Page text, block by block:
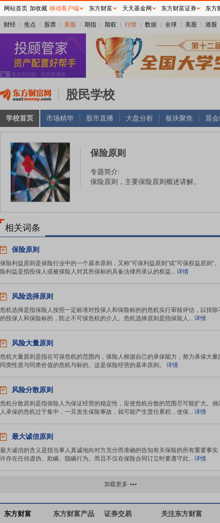
财经 焦点 股票 新股 期指 期权 行情 数据 全球 美股 港股
股民学校
学校首页 市场精华 股市直播 大盘分析 板块聚焦 晨
保险原则
专题简介:
保险原则，主要保险原则概述讲解。
相关词条
保险原则
保险利益原则是保险行业中的一个基本原则，又称“可保利益原则”或“可保权益原则”
险利益是指投保人或被保险人对其所保标的具备法律所承认的权益... 详情
风险选择原则
危机选择是指保险人按照一定标准对投保人和保险标的的危机实行审核评估，以排除
的投保人和保险标的，防止不可保危机的介入。危机选择原则是指保险人... 详情
风险大量原则
危机大量原则是指在可保危机的范围内，保险人根据自己的承保能力，努力承保大量
同类性质与同类价值的危机与标的。这是保险经营的基本原则。 详情
风险分散原则
危机分散原则是指保险人为保证经营的稳定性，应使危机分散的范围尽可能扩大。倘
人承保的危机过于集中，一旦发生保险事故，就可能产生责任累积，使保... 详情
最大诚信原则
最大诚信的含义是指当事人真诚地向对方充分而准确的告知有关保险的所有重要事实
许存在任何虚伪、欺瞒、隐瞒行为。而且不仅在保险合同订立时要遵守此... 详情
照合同的约定，获得全面、充分的赔偿；保险赔偿是弥补被保险人由于保...详情
加载更多
东方财富 东方财富产品 证券交易 关注东方财富
网站首页 加收藏 移动客户端 东方财富 天天基金网 东方财富证券 东方